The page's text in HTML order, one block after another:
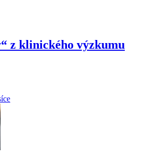
z klinického výzkumu